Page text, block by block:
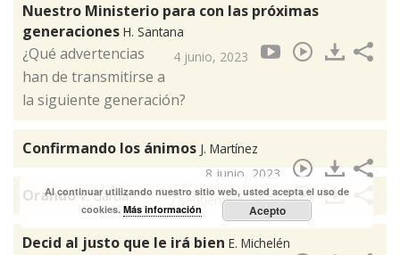
Nuestro Ministerio para con las próximas
generaciones H. Santana
4 junio, 2023
¿Qué advertencias
han de transmitirse a
la siguiente generación?
Confirmando los ánimos J. Martínez
8 junio, 2023
OrandoV. García 7 septiembre, 2023
Decid al justo que le irá bien E. Michelén
Al continuar utilizando nuestro sitio web, usted acepta el uso de
cookies.Más información Acepto